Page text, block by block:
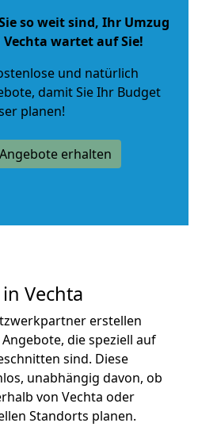
so weit sind, Ihr Umzug
Vechta wartet auf Sie!
und natürlich
, damit Sie Ihr Budget
planen!
erhalten
Vechta
erstellen
die speziell auf
sind. Diese
unabhängig davon, ob
von Vechta oder
Standorts planen.